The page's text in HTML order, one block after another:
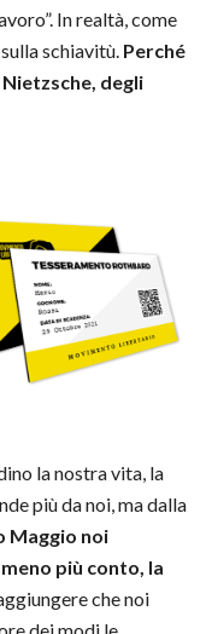
In realtà, come
schiavitù. Perché
degli
la nostra vita, la
più da noi, ma dalla
Maggio noi
più conto, la
aggiungere che noi
dei modi le